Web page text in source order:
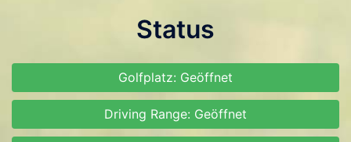
Status
Golfplatz: Geöffnet
Driving Range: Geöffnet